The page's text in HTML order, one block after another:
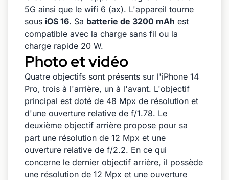
5G ainsi que le wifi 6 (ax). L'appareil tourne
sous iOS 16. Sa batterie de 3200 mAh est
compatible avec la charge sans fil ou la
charge rapide 20 W.
Photo et vidéo
Quatre objectifs sont présents sur l'iPhone 14
Pro, trois à l'arrière, un à l'avant. L'objectif
principal est doté de 48 Mpx de résolution et
d'une ouverture relative de f/1.78. Le
deuxième objectif arrière propose pour sa
part une résolution de 12 Mpx et une
ouverture relative de f/2.2. En ce qui
concerne le dernier objectif arrière, il possède
une résolution de 12 Mpx et une ouverture